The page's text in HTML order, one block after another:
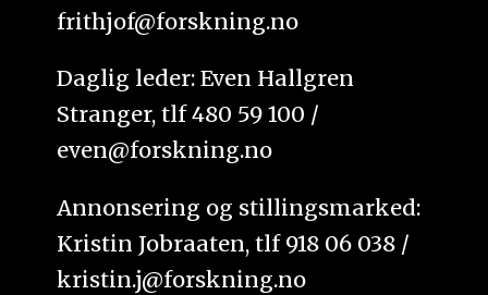
frithjof@forskning.no
Daglig leder: Even Hallgren
Stranger, tlf 480 59 100 /
even@forskning.no
Annonsering og stillingsmarked:
Kristin Jobraaten, tlf 918 06 038 /
kristin.j@forskning.no